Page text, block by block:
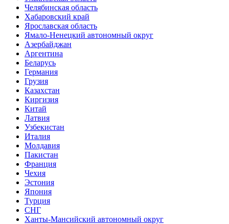
Челябинская область
Хабаровский край
Ярославская область
Ямало-Ненецкий автономный округ
Азербайджан
Аргентина
Беларусь
Германия
Грузия
Казахстан
Киргизия
Китай
Латвия
Узбекистан
Италия
Молдавия
Пакистан
Франция
Чехия
Эстония
Япония
Турция
СНГ
Ханты-Мансийский автономный округ